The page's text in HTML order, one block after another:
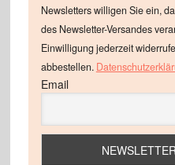
Newsletters willigen Sie ein,
des Newsletter-Versandes
Einwilligung jederzeit
abbestellen.
Email